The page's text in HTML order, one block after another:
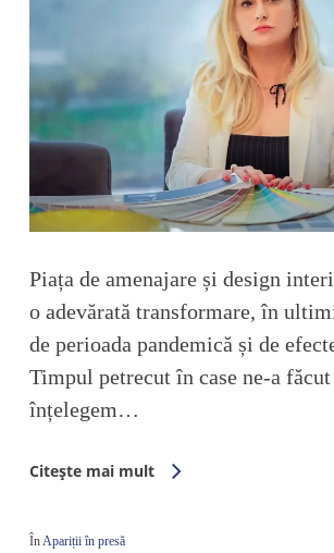
Piața de amenajare și design
o adevărată transformare, în
de perioada pandemică și de
Timpul petrecut în case ne-a făcut
înțelegem…
Citește mai mult
ÎnApariții în presă